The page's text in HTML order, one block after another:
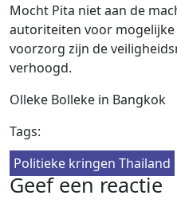
Mocht Pita niet aan de
autoriteiten voor
voorzorg zijn de
verhoogd.
Olleke Bolleke in Bangkok
Tags:
Politieke kringen Thailand
Geef een reactie